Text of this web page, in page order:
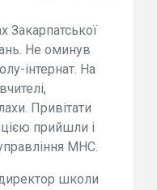
Закарпатської
Не оминув
інтернат. На
Привітати
прийшли і
МНС.
директор школи